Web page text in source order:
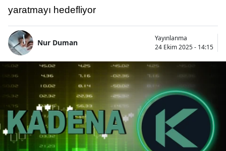
yaratmayı hedefliyor
Nur Duman
Yayınlanma
24 Ekim 2025 - 14:15